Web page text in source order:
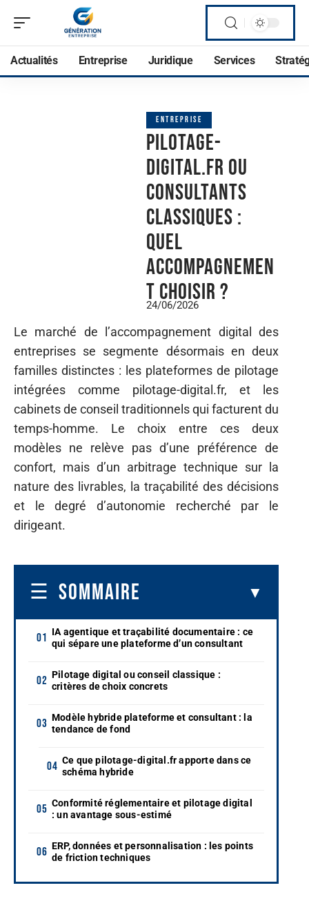
Actualités Entreprise Juridique Services
ENTREPRISE
Pilotage-
digital.fr ou
consultants
classiques :
quel
accompagnemen
t choisir ?
24/06/2026
Le marché de l’accompagnement digital des
entreprises se segmente désormais en deux
familles distinctes : les plateformes de pilotage
intégrées comme pilotage-digital.fr, et les
cabinets de conseil traditionnels qui facturent du
temps-homme. Le choix entre ces deux
modèles ne relève pas d’une préférence de
confort, mais d’un arbitrage technique sur la
nature des livrables, la traçabilité des décisions
et le degré d’autonomie recherché par le
dirigeant.
SOMMAIRE
IA agentique et traçabilité documentaire : ce
qui sépare une plateforme d’un consultant
Pilotage digital ou conseil classique :
critères de choix concrets
Modèle hybride plateforme et consultant : la
tendance de fond
Ce que pilotage-digital.fr apporte dans ce
schéma hybride
Conformité réglementaire et pilotage digital
: un avantage sous-estimé
ERP, données et personnalisation : les points
de friction techniques